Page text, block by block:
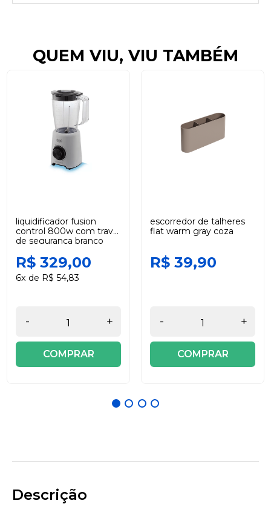
QUEM VIU, VIU TAMBÉM
liquidificador fusion
control 800w com trava
de segurança branco
R$ 329,00
6x de R$ 54,83
- +
COMPRAR
escorredor de talheres
flat warm gray coza
R$ 39,90
- +
COMPRAR
Descrição